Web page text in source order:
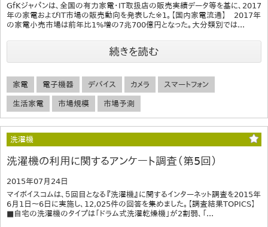
GfKジャパンは、全国の有力家電・IT取扱店の販売実績データ等を基に、2017
年の家電およびIT市場の販売動向を発表した※1。【国内家電流通】 2017年
の家電小売市場は前年比1%増の7兆700億円となった。大分類別では...
続きを読む
家電 電子機器 デバイス カメラ スマートフォン
生活家電 市場規模 市場予測
洗濯機
洗濯機の利用に関するアンケート調査（第5回）
2015年07月24日
マイボイスコムは、５回目となる『洗濯機』に関するインターネット調査を2015年
6月1日～6日に実施し、12,025件の回答を集めました。【調査結果TOPICS】
■自宅の洗濯機のタイプは「ドラム式洗濯乾燥機」が2割弱、「...